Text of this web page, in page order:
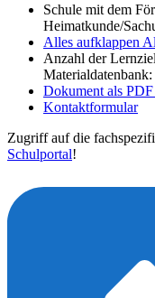
Schule mit dem
Heimatkunde/
Alles aufklappen
Anzahl der
Materialdatenbank:
Dokument als
Kontaktformular
Zugriff auf die
Schulportal!